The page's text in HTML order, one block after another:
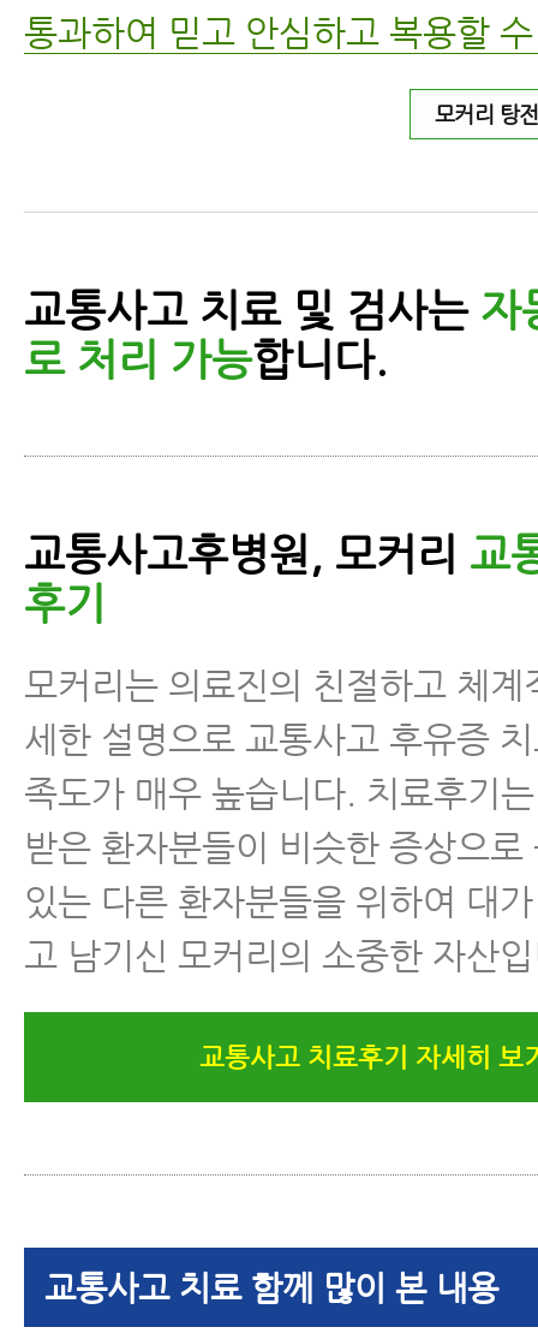
통과하여 믿고 안심하고 복용할
모커리 탕
교통사고 치료 및 검사는 자
로 처리 가능합니다.
교통사고후병원, 모커리 교
후기
모커리는 의료진의 친절하고 체계
세한 설명으로 교통사고 후유증
족도가 매우 높습니다. 치료후기
받은 환자분들이 비슷한 증상으로
있는 다른 환자분들을 위하여 대
고 남기신 모커리의 소중한 자산
교통사고 치료후기 자세히 보
교통사고 치료 함께 많이 본 내용